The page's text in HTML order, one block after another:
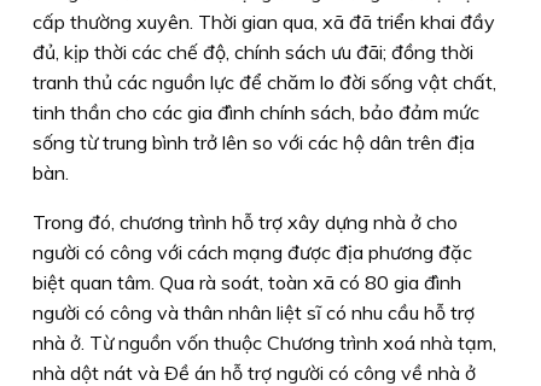
cấp thường xuyên. Thời gian qua, xã đã triển khai đầy
đủ, kịp thời các chế độ, chính sách ưu đãi; đồng thời
tranh thủ các nguồn lực để chăm lo đời sống vật chất,
tinh thần cho các gia đình chính sách, bảo đảm mức
sống từ trung bình trở lên so với các hộ dân trên địa
bàn.
Trong đó, chương trình hỗ trợ xây dựng nhà ở cho
người có công với cách mạng được địa phương đặc
biệt quan tâm. Qua rà soát, toàn xã có 80 gia đình
người có công và thân nhân liệt sĩ có nhu cầu hỗ trợ
nhà ở. Từ nguồn vốn thuộc Chương trình xoá nhà tạm,
nhà dột nát và Ðề án hỗ trợ người có công về nhà ở